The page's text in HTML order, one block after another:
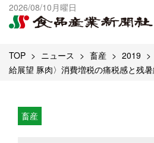
2026/08/10月曜日
出版物一覧へ
試読・購読申し込み
TOP ニュース 畜産 2019
給展望 豚肉〉消費増税の痛税感と残
畜産